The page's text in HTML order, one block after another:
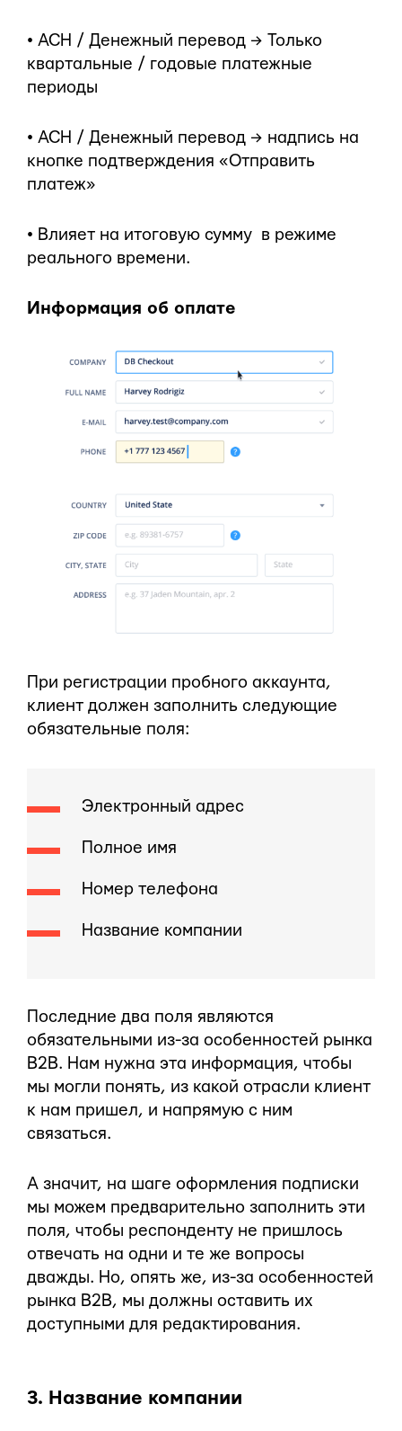
• ACH / Денежный перевод → Только
квартальные / годовые платежные
периоды
• ACH / Денежный перевод → надпись на
кнопке подтверждения «Отправить
платеж»
• Влияет на итоговую сумму в режиме
реального времени.
Информация об оплате
При регистрации пробного аккаунта,
клиент должен заполнить следующие
обязательные поля:
Электронный адрес
Полное имя
Номер телефона
Название компании
Последние два поля являются
обязательными из-за особенностей рынка
B2B. Нам нужна эта информация, чтобы
мы могли понять, из какой отрасли клиент
к нам пришел, и напрямую с ним
связаться.
А значит, на шаге оформления подписки
мы можем предварительно заполнить эти
поля, чтобы респонденту не пришлось
отвечать на одни и те же вопросы
дважды. Но, опять же, из-за особенностей
рынка B2B, мы должны оставить их
доступными для редактирования.
3. Название компании